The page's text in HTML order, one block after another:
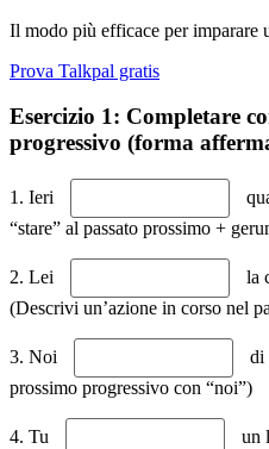
Il modo più efficace per imparare
Prova Talkpal gratis
Esercizio 1: Completare
progressivo (forma
1. Ieri
“stare” al passato prossimo +
2. Lei
la
(Descrivi un’azione in corso nel
3. Noi
di
prossimo progressivo con “noi”)
4. Tu
un